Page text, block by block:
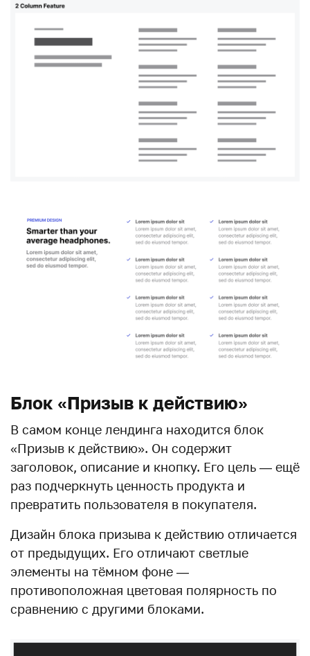
Блок «Призыв к действию»
В самом конце лендинга находится блок
«Призыв к действию». Он содержит
заголовок, описание и кнопку. Его цель — ещё
раз подчеркнуть ценность продукта и
превратить пользователя в покупателя.
Дизайн блока призыва к действию отличается
от предыдущих. Его отличают светлые
элементы на тёмном фоне —
противоположная цветовая полярность по
сравнению с другими блоками.